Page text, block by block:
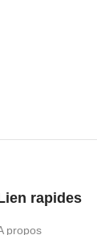
rapides
propos